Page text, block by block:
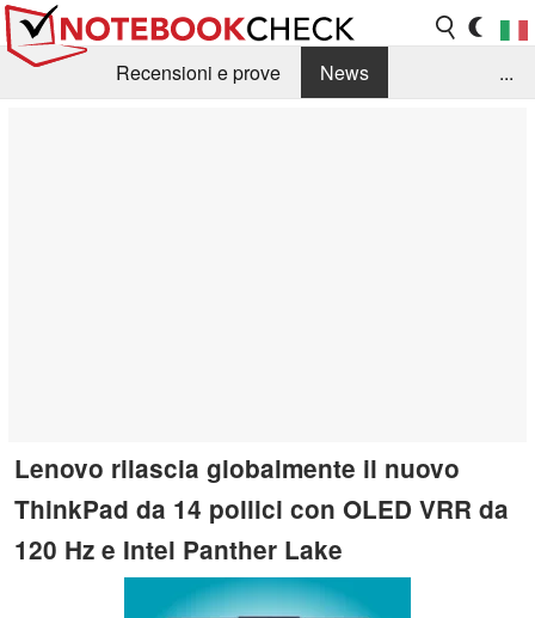
Recensioni e prove
News
...
Lenovo rilascia globalmente il nuovo
ThinkPad da 14 pollici con OLED VRR da
120 Hz e Intel Panther Lake